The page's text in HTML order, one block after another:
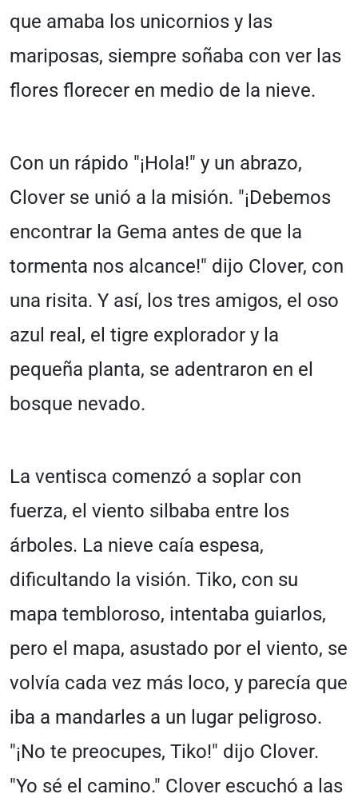
que amaba los unicornios y las
mariposas, siempre soñaba con ver las
flores florecer en medio de la nieve.
Con un rápido "¡Hola!" y un abrazo,
Clover se unió a la misión. "¡Debemos
encontrar la Gema antes de que la
tormenta nos alcance!" dijo Clover, con
una risita. Y así, los tres amigos, el oso
azul real, el tigre explorador y la
pequeña planta, se adentraron en el
bosque nevado.
La ventisca comenzó a soplar con
fuerza, el viento silbaba entre los
árboles. La nieve caía espesa,
dificultando la visión. Tiko, con su
mapa tembloroso, intentaba guiarlos,
pero el mapa, asustado por el viento, se
volvía cada vez más loco, y parecía que
iba a mandarles a un lugar peligroso.
"¡No te preocupes, Tiko!" dijo Clover.
"Yo sé el camino." Clover escuchó a las